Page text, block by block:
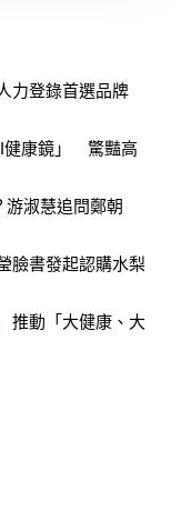
力登錄首選品牌
健康鏡」 驚豔高
游淑慧追問鄭朝
書發起認購水梨
推動「大健康、大